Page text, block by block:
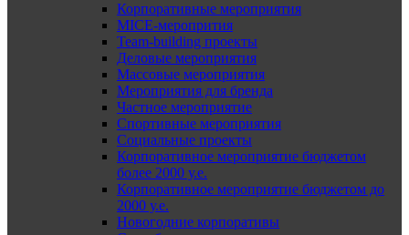
Корпоративные мероприятия
MICE-меропрития
Team-building проекты
Деловые мероприятия
Массовые мероприятия
Мероприятия для бренда
Частное мероприятие
Спортивные мероприятия
Социальные проекты
Корпоративное мероприятие бюджетом
более 2000 у.е.
Корпоративное мероприятие бюджетом до
2000 у.е.
Новогодние корпоративы